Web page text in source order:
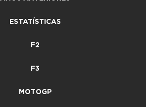
ESTATÍSTICAS
F2
F3
MOTOGP